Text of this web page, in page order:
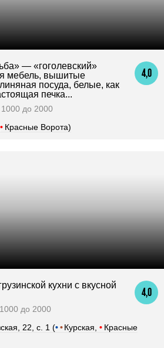
4,0
— «гоголевский»
мебель, вышитые
посуда, белые, как
печка...
1000 до 2000
• Красные Ворота)
4,0
кухни с вкусной
до 2000
22, с. 1 (•• Курская, • Красные